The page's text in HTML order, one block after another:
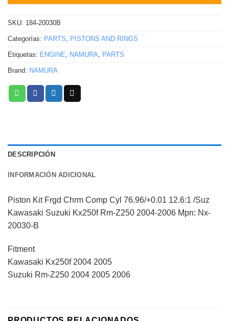
SKU: 184-20030B
Categorías: PARTS PISTONS AND RINGS
Etiquetas: ENGINE NAMURA PARTS
Brand: NAMURA
DESCRIPCIÓN
INFORMACIÓN ADICIONAL
Piston Kit Frgd Chrm Comp Cyl 76.96/+0.01 12.6:1 /Suz
Kawasaki Suzuki Kx250f Rm-Z250 2004-2006 Mpn: Nx-
20030-B
Fitment
Kawasaki Kx250f 2004 2005
Suzuki Rm-Z250 2004 2005 2006